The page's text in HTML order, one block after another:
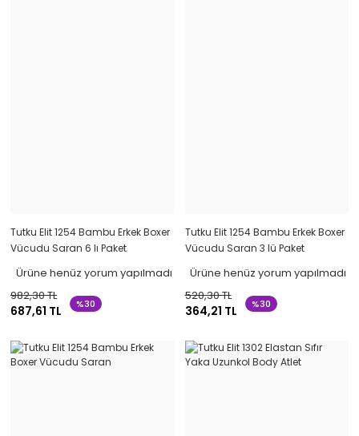
Tutku Elit 1254 Bambu Erkek Boxer
Vücudu Saran 6 lı Paket
Ürüne henüz yorum yapılmadı
982,30 TL
687,61 TL %30
Tutku Elit 1254 Bambu Erkek Boxer
Vücudu Saran 3 lü Paket
Ürüne henüz yorum yapılmadı
520,30 TL
364,21 TL %30